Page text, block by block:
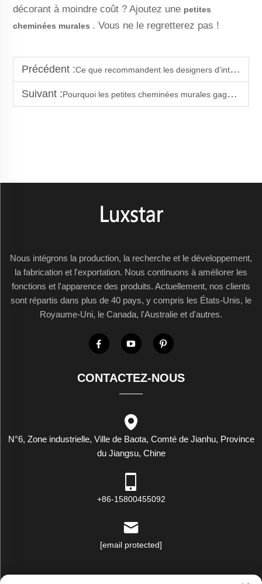
décorant à moindre coût ? Ajoutez une petites
cheminées murales . Vous ne le regretterez pas !
Précédent :Ce que recommandent les designers d'intérieur pour aménager de petites cheminées murales
Suivant :Pourquoi les petites cheminées murales gagnent en popularité dans les bureaux à domicile
Nous intégrons la production, la recherche et le développement,
la fabrication et l'exportation. Nous continuons à améliorer les
fonctions et l'apparence des produits. Actuellement, nos clients
sont répartis dans plus de 40 pays, y compris les États-Unis, le
Royaume-Uni, le Canada, l'Australie et d'autres.
CONTACTEZ-NOUS
N°6, Zone industrielle, Ville de Baota, Comté de Jianhu, Province
du Jiangsu, Chine
+86-15800455092
[email protected]